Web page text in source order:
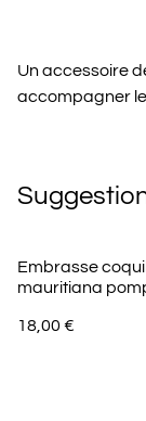
Un accessoire
accompagner
Embrasse
mauritiana
18,00 €